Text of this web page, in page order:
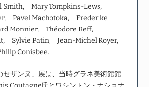
Smith, Mary Tompkins-Lews,
Pavel Machotoka, Frederike
Monnier, Théodore Reff,
Sylvie Patin, Jean-Michel Royer,
Conisbee.
セザンヌ」展は、当時グラネ美術館館
Coutagne氏とワシントン・ナショナ